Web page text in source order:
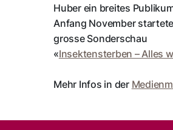
Huber ein breites
Anfang November
grosse Sonderschau
«Insektensterben – Alles
Mehr Infos in der